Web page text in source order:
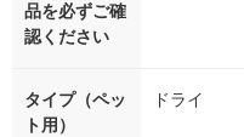
品を必ずご確
認ください
タイプ（ペッ
ト用）
ドライ